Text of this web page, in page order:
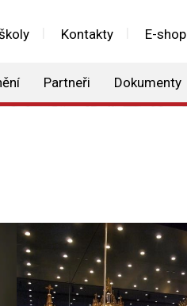
Kontakty E-shop
Partneři Dokumenty